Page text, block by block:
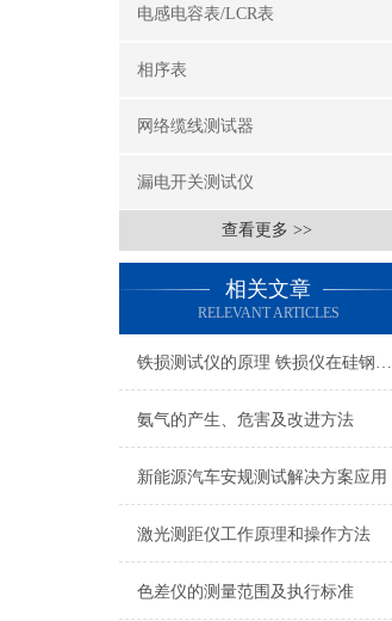
电感电容表/LCR表
相序表
网络缆线测试器
漏电开关测试仪
查看更多 >>
相关文章
RELEVANT ARTICLES
铁损测试仪的原理 铁损仪在硅钢片的应用
氨气的产生、危害及改进方法
新能源汽车安规测试解决方案应用
激光测距仪工作原理和操作方法
色差仪的测量范围及执行标准